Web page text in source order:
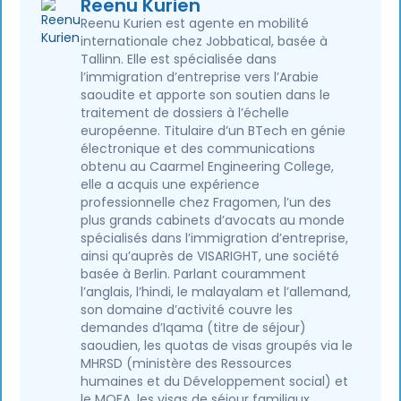
Reenu Kurien est agente en mobilité
internationale chez Jobbatical, basée à
Tallinn. Elle est spécialisée dans
l’immigration d’entreprise vers l’Arabie
saoudite et apporte son soutien dans le
traitement de dossiers à l’échelle
européenne. Titulaire d’un BTech en génie
électronique et des communications
obtenu au Caarmel Engineering College,
elle a acquis une expérience
professionnelle chez Fragomen, l’un des
plus grands cabinets d’avocats au monde
spécialisés dans l’immigration d’entreprise,
ainsi qu’auprès de VISARIGHT, une société
basée à Berlin. Parlant couramment
l’anglais, l’hindi, le malayalam et l’allemand,
son domaine d’activité couvre les
demandes d’Iqama (titre de séjour)
saoudien, les quotas de visas groupés via le
MHRSD (ministère des Ressources
humaines et du Développement social) et